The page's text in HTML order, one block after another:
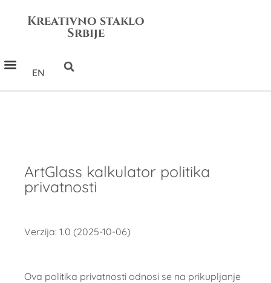
Kreativno staklo
Srbije
EN
ArtGlass kalkulator politika
privatnosti
Verzija: 1.0 (2025-10-06)
Ova politika privatnosti odnosi se na prikupljanje